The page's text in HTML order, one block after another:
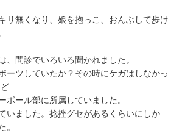
リ無くなり、娘を抱っこ、おんぶして歩け
、問診でいろいろ聞かれました。
ーツしていたか？その時にケガはしなかっ
ボール部に所属していました。
いました。捻挫グセがあるくらいにしか
。